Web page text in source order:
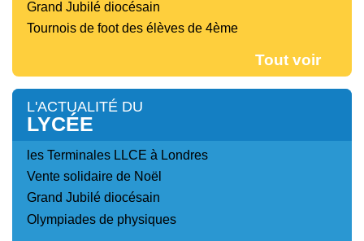
Grand Jubilé diocésain
Tournois de foot des élèves de 4ème
Tout voir
L'ACTUALITÉ DU
LYCÉE
les Terminales LLCE à Londres
Vente solidaire de Noël
Grand Jubilé diocésain
Olympiades de physiques